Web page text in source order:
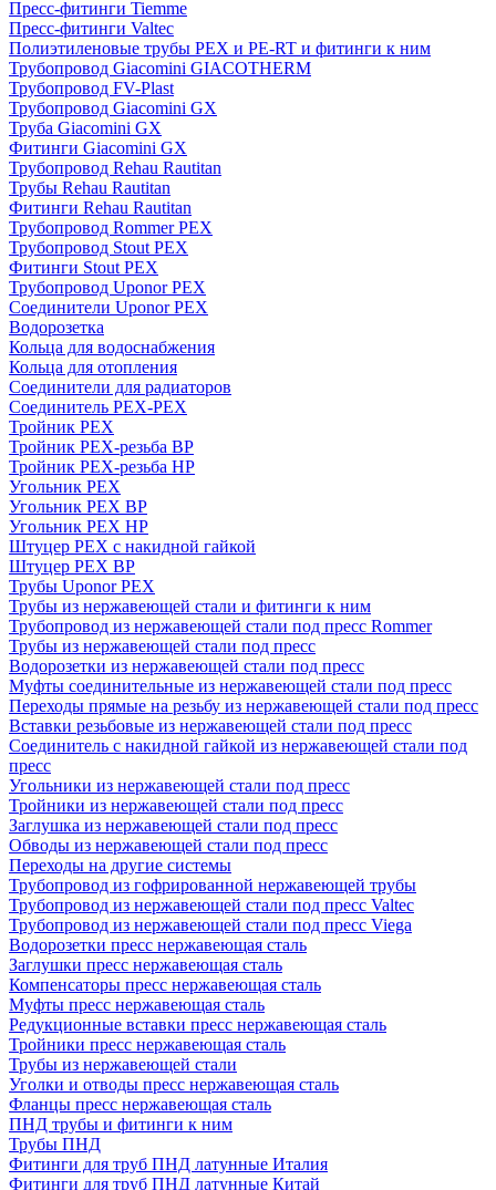
Пресс-фитинги Tiemme
Пресс-фитинги Valtec
Полиэтиленовые трубы PEX и PE-RT и фитинги к ним
Трубопровод Giacomini GIACOTHERM
Трубопровод FV-Plast
Трубопровод Giacomini GX
Труба Giacomini GX
Фитинги Giacomini GX
Трубопровод Rehau Rautitan
Трубы Rehau Rautitan
Фитинги Rehau Rautitan
Трубопровод Rommer PEX
Трубопровод Stout PEX
Фитинги Stout PEX
Трубопровод Uponor PEX
Соединители Uponor PEX
Водорозетка
Кольца для водоснабжения
Кольца для отопления
Соединители для радиаторов
Соединитель PEX-PEX
Тройник PEX
Тройник PEX-резьба ВР
Тройник PEX-резьба НР
Угольник PEX
Угольник PEX ВР
Угольник PEX НР
Штуцер PEX c накидной гайкой
Штуцер PEX ВР
Трубы Uponor PEX
Трубы из нержавеющей стали и фитинги к ним
Трубопровод из нержавеющей стали под пресс Rommer
Трубы из нержавеющей стали под пресс
Водорозетки из нержавеющей стали под пресс
Муфты соединительные из нержавеющей стали под пресс
Переходы прямые на резьбу из нержавеющей стали под пресс
Вставки резьбовые из нержавеющей стали под пресс
Соединитель с накидной гайкой из нержавеющей стали под
пресс
Угольники из нержавеющей стали под пресс
Тройники из нержавеющей стали под пресс
Заглушка из нержавеющей стали под пресс
Обводы из нержавеющей стали под пресс
Переходы на другие системы
Трубопровод из гофрированной нержавеющей трубы
Трубопровод из нержавеющей стали под пресс Valtec
Трубопровод из нержавеющей стали под пресс Viega
Водорозетки пресс нержавеющая сталь
Заглушки пресс нержавеющая сталь
Компенсаторы пресс нержавеющая сталь
Муфты пресс нержавеющая сталь
Редукционные вставки пресс нержавеющая сталь
Тройники пресс нержавеющая сталь
Трубы из нержавеющей стали
Уголки и отводы пресс нержавеющая сталь
Фланцы пресс нержавеющая сталь
ПНД трубы и фитинги к ним
Трубы ПНД
Фитинги для труб ПНД латунные Италия
Фитинги для труб ПНД латунные Китай